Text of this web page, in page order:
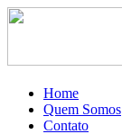
Home
Quem Somos
Contato